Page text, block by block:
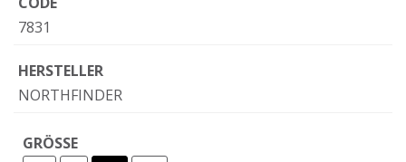
7831
HERSTELLER
NORTHFINDER
GRÖSSE